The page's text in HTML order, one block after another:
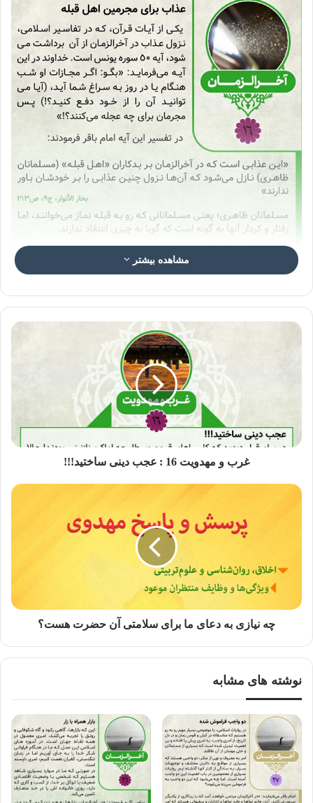
عکس نوشته آخر الزمان ۱۶
عذاب برای مجرمین اهل قبله
یکی از آیات قرآن، که در تفاسیر اسلامی، نزول عذاب در
آخرالزمان از آن برداشت می‌شود، آیه ۵٠ سوره یونس است.
خداوند در این آیه می‌فرماید: «بگو: اگر مجازات او شب هنگام یا در
روز به سراغ شما آید، (آیا می توانید آن را از خود دفع کنید؟!) پس
در تفسیر این آیه امام باقر فرمودند: «این عذابی است که در
آخرالزمان بر بدکاران «اهل قبله» (مسلمانان ظاهری) نازل
می‌شود که آن‌ها نزول چنین عذابی را بر خودشان باور ندارند»
بحار الأنوار، ج۹، ص۲۱۳
اما رفتار و کردار آنها به گونه است که گویا به چیزی اعتقاد ندارند.
مشاهده بیشتر
غرب و مهدویت 16 : عجب دینی ساختید!!!
چه نیازی به دعای ما برای سلامتی آن حضرت هست؟
نوشته های مشابه